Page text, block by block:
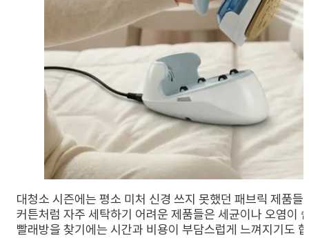
대청소 시즌에는 평소 미처 신경 쓰지 못했던 패브릭 제품
커튼처럼 자주 세탁하기 어려운 제품들은 세균이나 오염이
빨래방을 찾기에는 시간과 비용이 부담스럽게 느껴지기도